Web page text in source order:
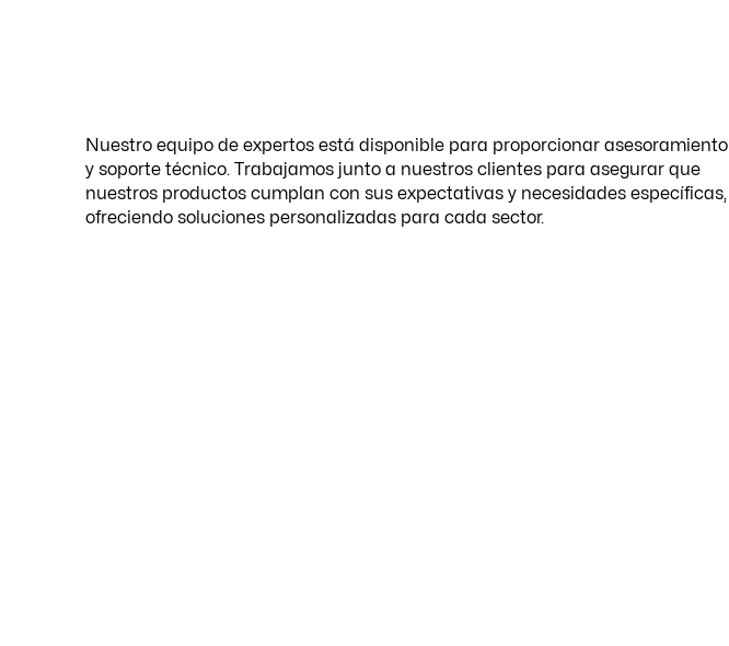
Nuestro equipo de expertos está disponible para proporcionar asesoramiento
y soporte técnico. Trabajamos junto a nuestros clientes para asegurar que
nuestros productos cumplan con sus expectativas y necesidades específicas,
ofreciendo soluciones personalizadas para cada sector.